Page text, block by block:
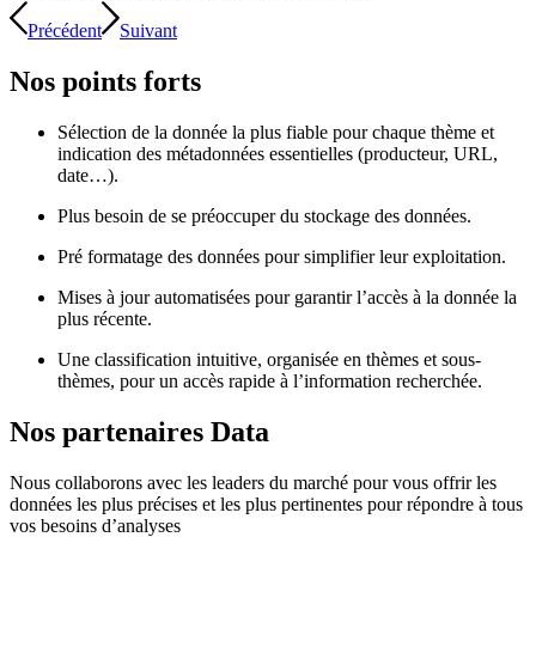
Précédent Suivant
Nos points forts
Sélection de la donnée la plus fiable pour chaque thème et
indication des métadonnées essentielles (producteur, URL,
date…).
Plus besoin de se préoccuper du stockage des données.
Pré formatage des données pour simplifier leur exploitation.
Mises à jour automatisées pour garantir l’accès à la donnée la
plus récente.
Une classification intuitive, organisée en thèmes et sous-
thèmes, pour un accès rapide à l’information recherchée.
Nos partenaires Data
Nous collaborons avec les leaders du marché pour vous offrir les
données les plus précises et les plus pertinentes pour répondre à tous
vos besoins d’analyses